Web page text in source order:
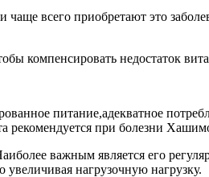
всего приобретают это
компенсировать недостаток
питание,адекватное
рекомендуется при болезни
важным является его
нагрузочную нагрузку.